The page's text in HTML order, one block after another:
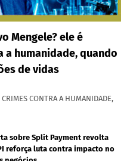
Mengele? ele é
a humanidade, quando
de vidas
CONTRA A HUMANIDADE,
sobre Split Payment revolta
reforça luta contra impacto no